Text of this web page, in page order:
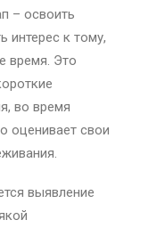
– освоить
интерес к тому,
время. Это
во время
оценивает свои
выявление